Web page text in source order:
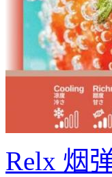
Relx 烟